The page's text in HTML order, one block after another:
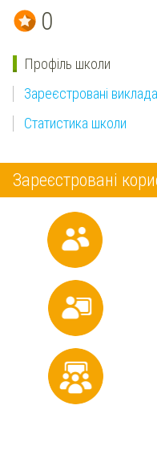
0
Профіль школи
Зареєстровані
Статистика школи
Зареєстровані